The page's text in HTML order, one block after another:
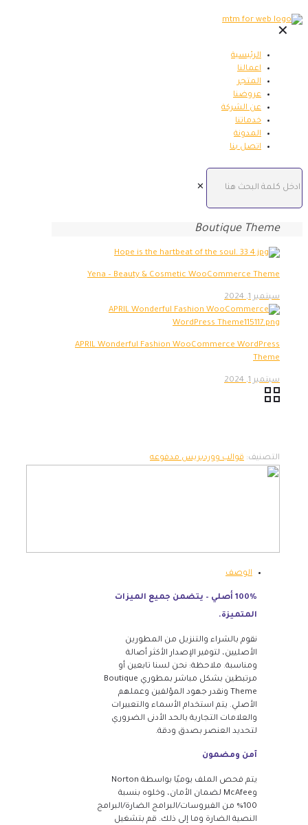
✕
الرئيسية
اعمالنا
المتجر
عروضنا
عن الشركة
خدماتنا
المدونة
اتصل بنا
✕
Boutique Theme
Yena – Beauty & Cosmetic WooCommerce Theme
سبتمبر 1, 2024
APRIL Wonderful Fashion WooCommerce WordPress
Theme
سبتمبر 1, 2024
التصنيف: قوالب ووردبريس مدفوعه
الوصف
100% أصلي – يتضمن جميع الميزات
المتميزة.
نقوم بالشراء والتنزيل من المطورين
الأصليين، لتوفير الإصدار الأكثر أصالة
ومناسبة. ملاحظة: نحن لسنا تابعين أو
مرتبطين بشكل مباشر بمطوري Boutique
Theme ونقدر جهود المؤلفين وعملهم
الأصلي. يتم استخدام الأسماء والتعبيرات
والعلامات التجارية بالحد الأدنى الضروري
لتحديد العنصر بصدق ودقة.
آمن ومضمون
يتم فحص الملف يوميًا بواسطة Norton
وMcAfee لضمان الأمان، وخلوه بنسبة
100% من الفيروسات/البرامج الضارة/البرامج
النصية الضارة وما إلى ذلك. قم بتشغيل